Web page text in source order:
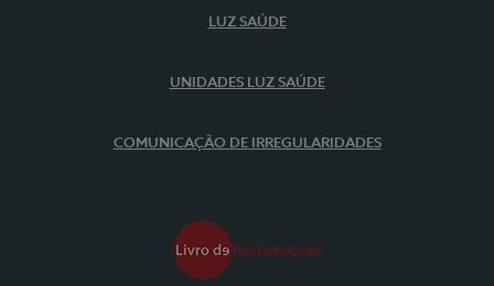
LUZ SAÚDE
UNIDADES LUZ SAÚDE
COMUNICAÇÃO DE IRREGULARIDADES